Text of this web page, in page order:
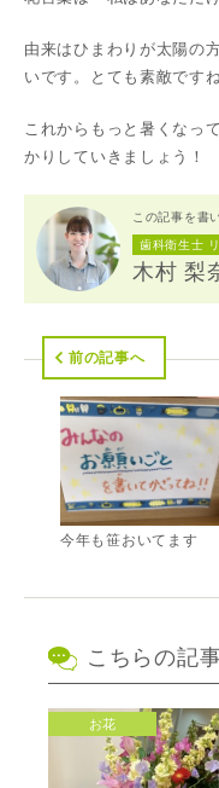
由来はひまわりが太陽の
いです。とても素敵です
これからもっと暑くなっ
かりしていきましょう！
この記事を書
歯科衛生士
木村 梨
前の記事へ
今年も笹おいてます
こちらの記
お花